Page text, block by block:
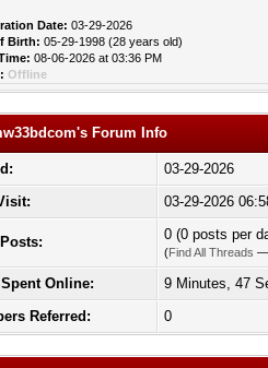
Date: 03-29-2026
Birth: 05-29-1998 (28 years old)
08-06-2026 at 03:36 PM
Offline
Forum Info
03-29-2026
03-29-2026
0 (0 posts per
(Find All Threads —
Online:
9 Minutes, 47
Referred:
0